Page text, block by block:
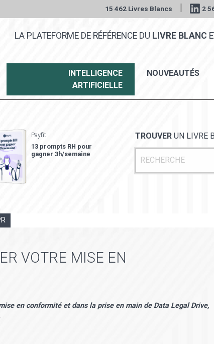
15 462 Livres Blancs | 2
LA PLATEFORME DE RÉFÉRENCE DU LIVRE BLANC
INTELLIGENCE
ARTIFICIELLE
NOUVEAUTÉS
Payfit
13 prompts RH pour
gagner 3h/semaine
TROUVER UN LIVRE
VOTRE MISE EN
en conformité et dans la prise en main de Data Legal Drive,